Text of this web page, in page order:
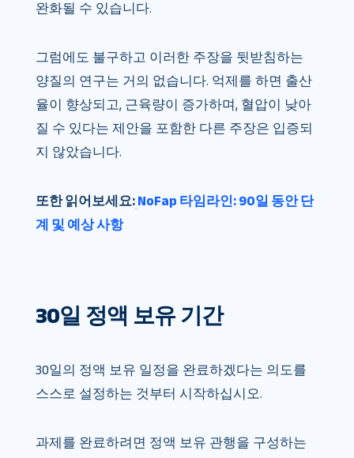
완화될 수 있습니다.
그럼에도 불구하고 이러한 주장을 뒷받침하는
양질의 연구는 거의 없습니다. 억제를 하면 출산
율이 향상되고, 근육량이 증가하며, 혈압이 낮아
질 수 있다는 제안을 포함한 다른 주장은 입증되
지 않았습니다.
또한 읽어보세요: NoFap 타임라인: 90일 동안 단
계 및 예상 사항
30일 정액 보유 기간
30일의 정액 보유 일정을 완료하겠다는 의도를
스스로 설정하는 것부터 시작하십시오.
과제를 완료하려면 정액 보유 관행을 구성하는